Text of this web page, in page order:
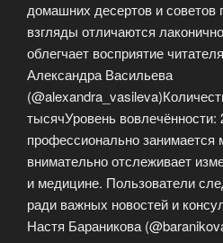
домашних десертов и
взгляды отличаются
облегчает восприятие
Александра Васильева
тысячУровень
профессионально занимается
внимательно отслеживает
и медицине. Пользователи
ради важных новостей и
Настя Бараникова